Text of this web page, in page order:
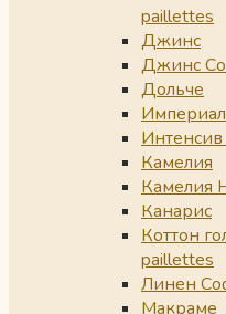
paillettes
Джинс
Джинс
Дольче
Камелия
Камелия
Канарис
Коттон
paillettes
Линен
Макраме